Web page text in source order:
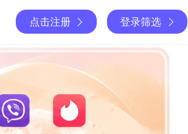
点击注册 登录筛选